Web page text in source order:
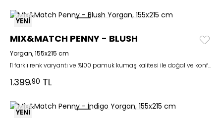
YENİ
MIX&MATCH PENNY - BLUSH
Yorgan, 155x215 cm
11 farklı renk varyantı ve %100 pamuk kumaş kalitesi ile doğal ve konforlu bir şıklık
1.399,90 TL
YENİ